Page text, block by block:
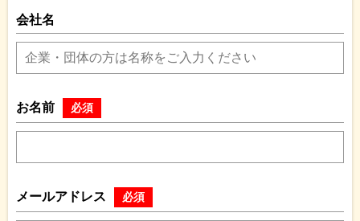
会社名
お名前 必須
メールアドレス 必須